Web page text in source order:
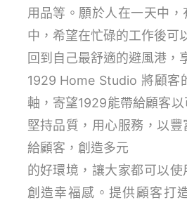
用品等。願於人在一天中
中，希望在忙碌的工作後可
回到自己最舒適的避風港，
1929 Home Studio 將顧客
軸，寄望1929能帶給顧客以
堅持品質，用心服務，以
給顧客，創造多元
的好環境，讓大家都可以使
創造幸福感。提供顧客打